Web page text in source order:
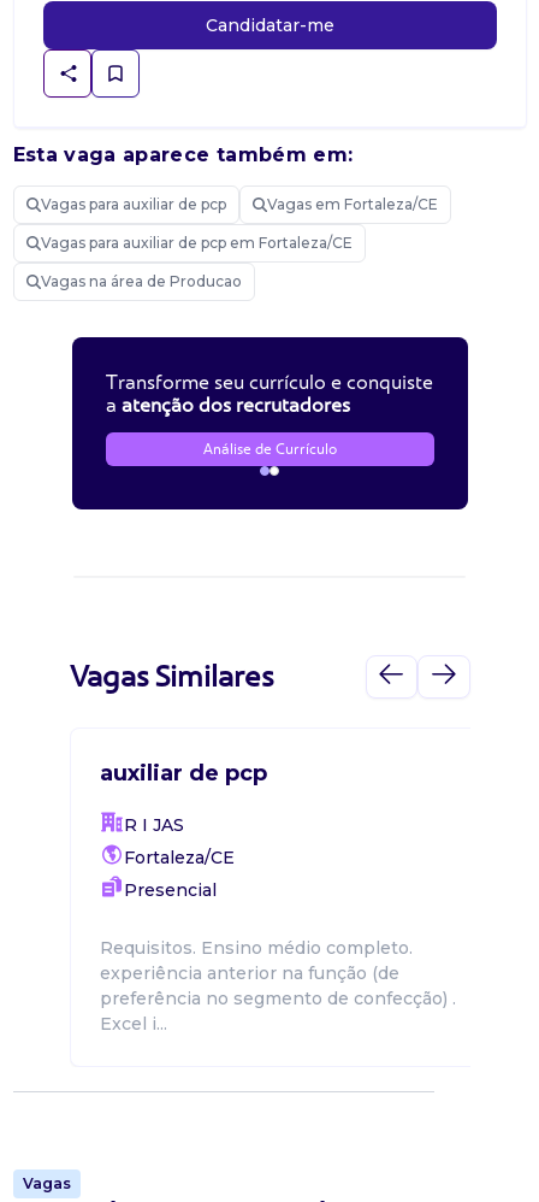
Candidatar-me
Esta vaga aparece também em:
Vagas para auxiliar de pcp Vagas em Fortaleza/CE
Vagas para auxiliar de pcp em Fortaleza/CE
Vagas na área de Producao
Transforme seu currículo e conquiste
a atenção dos recrutadores
Análise de Currículo
Vagas Similares
auxiliar de pcp
R I JAS
Fortaleza/CE
Presencial
Requisitos. Ensino médio completo.
experiência anterior na função (de
preferência no segmento de confecção) .
Excel i...
Vagas